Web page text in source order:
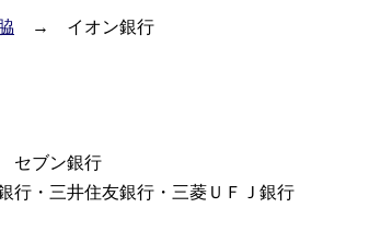
→ イオン銀行
ブン銀行
・三井住友銀行・三菱ＵＦＪ銀行